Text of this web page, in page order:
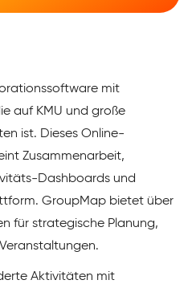
mit
auf KMU und große
ist. Dieses Online-
Zusammenarbeit,
Dashboards und
GroupMap bietet über
für strategische Planung,
Aktivitäten mit